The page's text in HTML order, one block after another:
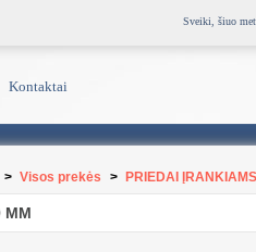
Sveiki, šiuo
Kontaktai
> Visos prekės > PRIEDAI
MM